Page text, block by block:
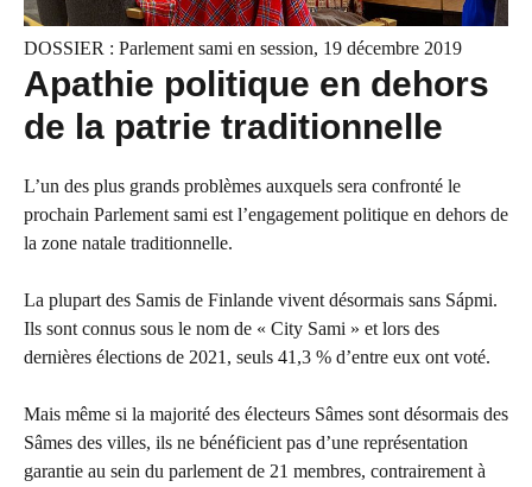
DOSSIER : Parlement sami en session, 19 décembre 2019
Apathie politique en dehors
de la patrie traditionnelle
L’un des plus grands problèmes auxquels sera confronté le
prochain Parlement sami est l’engagement politique en dehors de
la zone natale traditionnelle.
La plupart des Samis de Finlande vivent désormais sans Sápmi.
Ils sont connus sous le nom de « City Sami » et lors des
dernières élections de 2021, seuls 41,3 % d’entre eux ont voté.
Mais même si la majorité des électeurs Sâmes sont désormais des
Sâmes des villes, ils ne bénéficient pas d’une représentation
garantie au sein du parlement de 21 membres, contrairement à